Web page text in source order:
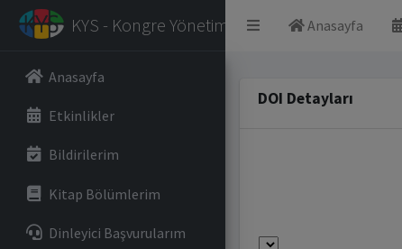
Anasayfa
KYS - Kongre Yönetim Sistemi
Anasayfa
Etkinlikler
Bildirilerim
Kitap Bölümlerim
Dinleyici Başvurularım
DOI Detayları